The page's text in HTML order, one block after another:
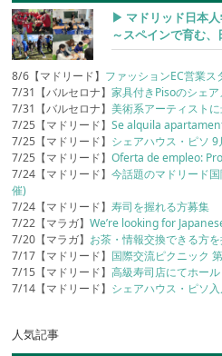
▶︎ マドリッド日本
～スペインで育む
8/6【マドリード】 ファッションEC営業ス
7/31【バルセロナ】家具付きPisoのシェ
7/31【バルセロナ】美術系アーティスト
7/25【マドリード】Se alquila
7/25【マドリード】 シェアハウス・ピソ
7/25【マドリード】Oferta de empleo:
7/24【マドリード】今話題のマドリード
催)
7/24【マドリード】寿司を握れる方募集
7/22【マラガ】We’re looking for
7/20【マラガ】 お茶・情報交換できる方
7/17【マドリード】 国際交流ピクニック
7/15【マドリード】高級寿司店にてホー
7/14【マドリード】 シェアハウス・ピソ
人気記事